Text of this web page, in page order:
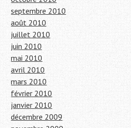
septembre 2010
août 2010
juillet 2010
juin 2010
mai 2010
avril 2010
mars 2010
février 2010
janvier 2010
décembre 2009